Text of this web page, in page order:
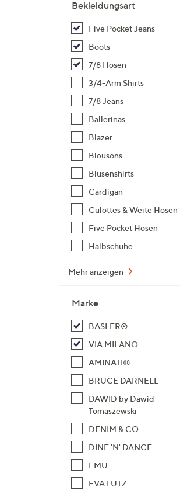
Bekleidungsart
Five Pocket Jeans
Boots
7/8 Hosen
3/4-Arm Shirts
7/8 Jeans
Ballerinas
Blazer
Blousons
Blusenshirts
Cardigan
Culottes & Weite Hosen
Five Pocket Hosen
Halbschuhe
Mehr anzeigen
Marke
BASLER®
VIA MILANO
AMINATI®
BRUCE DARNELL
DAWID by Dawid
Tomaszewski
DENIM & CO.
DINE 'N' DANCE
EMU
EVA LUTZ